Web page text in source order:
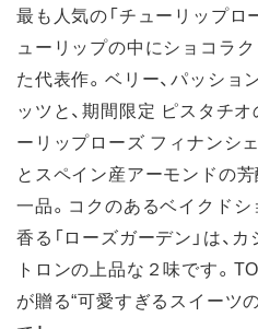
最も人気の「チューリップロ
ューリップの中にショコラ
た代表作。ベリー、パッショ
ッツと、期間限定 ピスタチ
ーリップローズ フィナンシ
とスペイン産アーモンドの
一品。コクのあるベイクド
香る「ローズガーデン」は、
トロンの上品な２味です。
が贈る“可愛すぎるスイーツ